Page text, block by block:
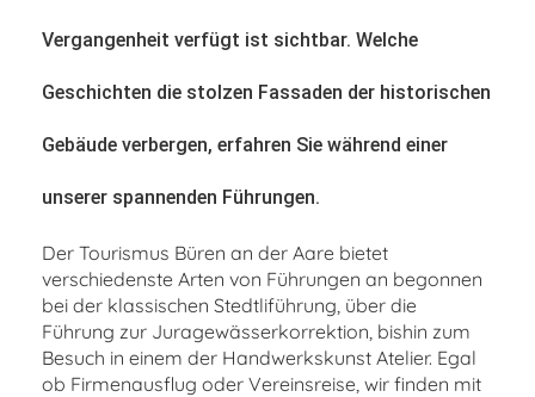
Vergangenheit verfügt ist sichtbar. Welche
Geschichten die stolzen Fassaden der historischen
Gebäude verbergen, erfahren Sie während einer
unserer spannenden Führungen.
Der Tourismus Büren an der Aare bietet
verschiedenste Arten von Führungen an begonnen
bei der klassischen Stedtliführung, über die
Führung zur Juragewässerkorrektion, bishin zum
Besuch in einem der Handwerkskunst Atelier. Egal
ob Firmenausflug oder Vereinsreise, wir finden mit